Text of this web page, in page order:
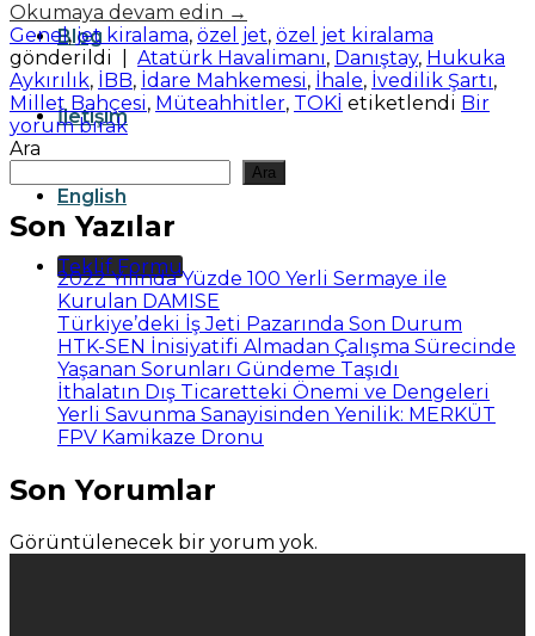
Blog
İletişim
English
Teklif Formu
Okumaya devam edin →
Genel,jet kiralama, özel jet, özel jet kiralama
gönderildi
Atatürk Havalimanı, Danıştay, Hukuka
Aykırılık, İBB, İdare Mahkemesi, İhale, İvedilik Şartı,
Millet Bahçesi, Müteahhitler, TOKİ etiketlendi Bir
yorum bırak
Ara
Ara
Son Yazılar
2022 Yılında Yüzde 100 Yerli Sermaye ile
Kurulan DAMISE
Türkiye’deki İş Jeti Pazarında Son Durum
HTK-SEN İnisiyatifi Almadan Çalışma Sürecinde
Yaşanan Sorunları Gündeme Taşıdı
İthalatın Dış Ticaretteki Önemi ve Dengeleri
Yerli Savunma Sanayisinden Yenilik: MERKÜT
FPV Kamikaze Dronu
Son Yorumlar
Görüntülenecek bir yorum yok.